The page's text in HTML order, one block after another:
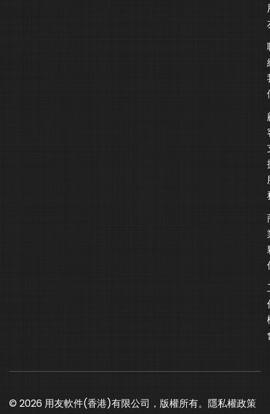
© 2026 用友軟件(香港)有限公司，版權所有。 隱私權政策